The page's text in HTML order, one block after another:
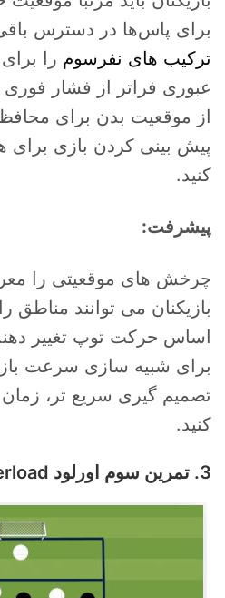
برای پاس‌ها در دسترس باقی
ترکیب های نفرسوم را
عبوری فراتر از فشار
از موقعیت بدن برای
پیش بینی کردن بازی برای
کنید.
پیشرفت:
چرخش های موقعیتی را
بازیکنان می توانند مناطق
اساس حرکت توپ تغییر
برای شبیه سازی سرعت
تصمیم گیری سریع تر،
کنید.
3. تمرین سوم اورلود Overload & Underload